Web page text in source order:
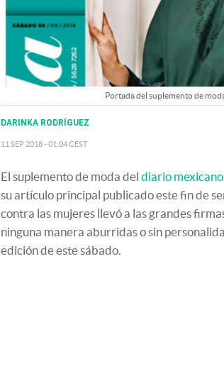
Portada del suplemento de
DARINKA RODRÍGUEZ
11 SEP 2018 - 01:04CEST
El suplemento de moda del diario
su artículo principal publicado este fin de
contra las mujeres llevó a las grandes
ninguna manera aburridas o sin
edición de este sábado.